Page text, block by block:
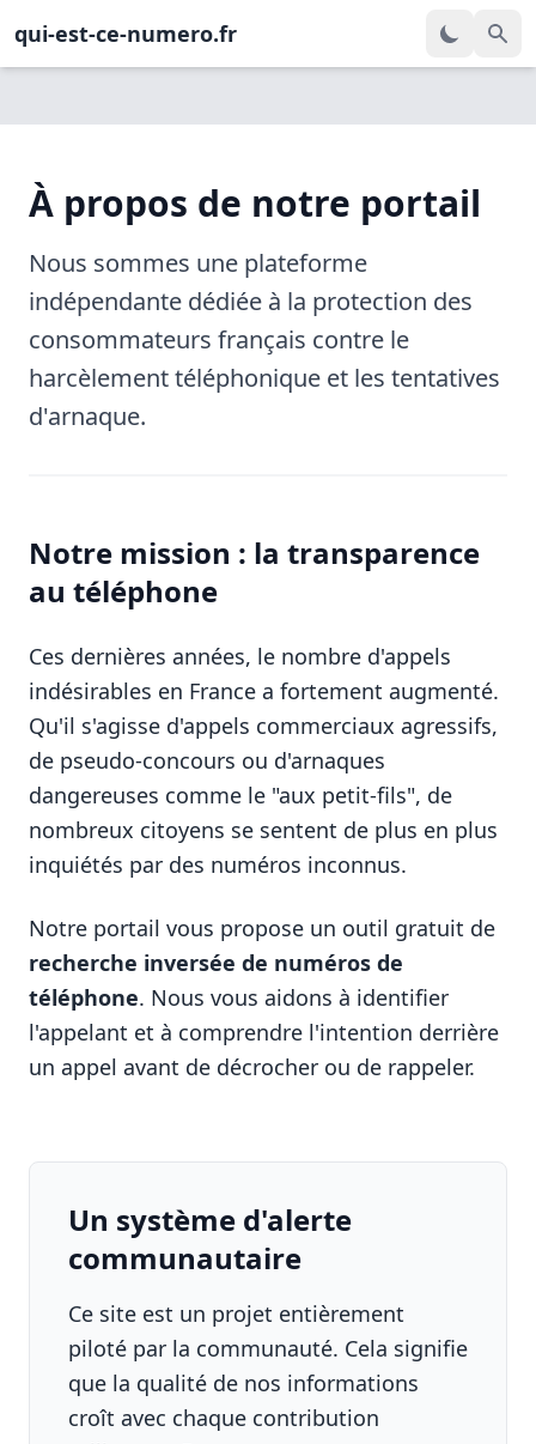
qui-est-ce-numero.fr
À propos de notre portail
Nous sommes une plateforme
indépendante dédiée à la protection des
consommateurs français contre le
harcèlement téléphonique et les tentatives
d'arnaque.
Notre mission : la transparence
au téléphone
Ces dernières années, le nombre d'appels
indésirables en France a fortement augmenté.
Qu'il s'agisse d'appels commerciaux agressifs,
de pseudo-concours ou d'arnaques
dangereuses comme le "aux petit-fils", de
nombreux citoyens se sentent de plus en plus
inquiétés par des numéros inconnus.
Notre portail vous propose un outil gratuit de
recherche inversée de numéros de
téléphone. Nous vous aidons à identifier
l'appelant et à comprendre l'intention derrière
un appel avant de décrocher ou de rappeler.
Un système d'alerte
communautaire
Ce site est un projet entièrement
piloté par la communauté. Cela signifie
que la qualité de nos informations
croît avec chaque contribution